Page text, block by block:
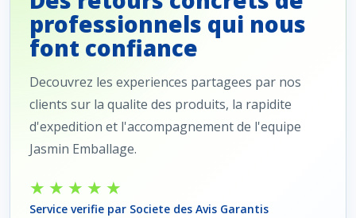
professionnels qui nous
font confiance
Decouvrez les experiences partagees par nos
clients sur la qualite des produits, la rapidite
d'expedition et l'accompagnement de l'equipe
Jasmin Emballage.
★★★★★
Service verifie par Societe des Avis Garantis